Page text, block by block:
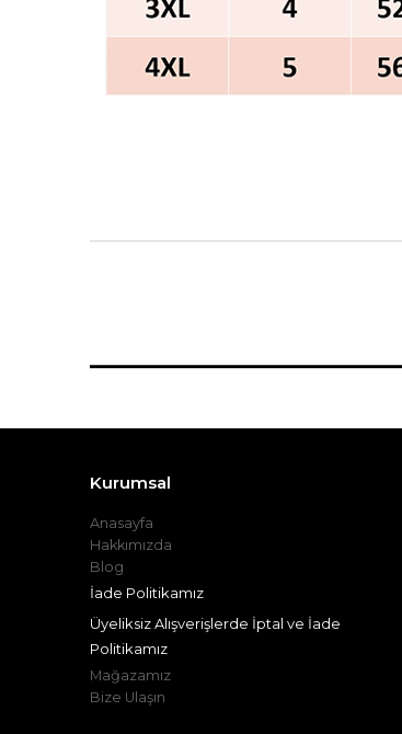
Kurumsal
Anasayfa
Hakkımızda
Blog
İade Politikamız
Üyeliksiz Alışverişlerde İptal ve İade
Politikamız
Mağazamız
Bize Ulaşın